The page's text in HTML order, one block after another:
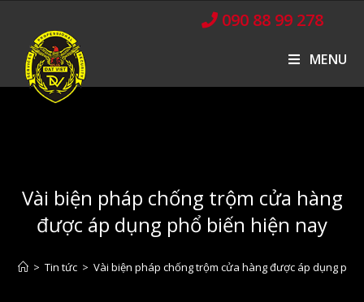
090 88 99 278
MENU
Vài biện pháp chống trộm cửa hàng
được áp dụng phổ biến hiện nay
> Tin tức > Vài biện pháp chống trộm cửa hàng được áp dụng phổ